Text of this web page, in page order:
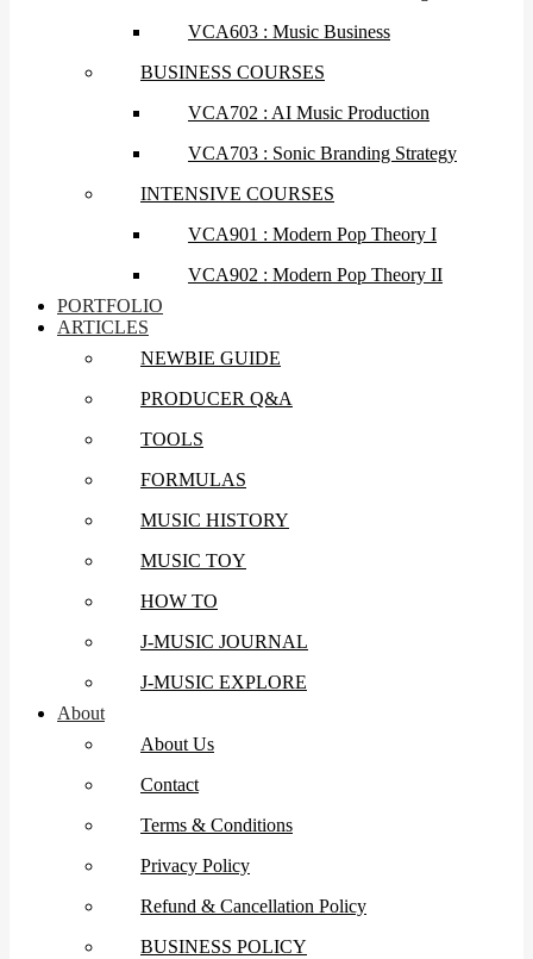
VCA603 : Music Business
BUSINESS COURSES
VCA702 : AI Music Production
VCA703 : Sonic Branding Strategy
INTENSIVE COURSES
VCA901 : Modern Pop Theory I
VCA902 : Modern Pop Theory II
PORTFOLIO
ARTICLES
NEWBIE GUIDE
PRODUCER Q&A
TOOLS
FORMULAS
MUSIC HISTORY
MUSIC TOY
HOW TO
J-MUSIC JOURNAL
J-MUSIC EXPLORE
About
About Us
Contact
Terms & Conditions
Privacy Policy
Refund & Cancellation Policy
BUSINESS POLICY